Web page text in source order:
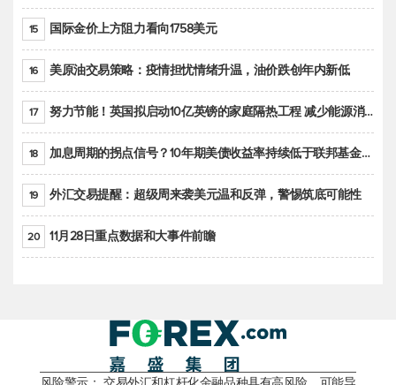
15 国际金价上方阻力看向1758美元
16 美原油交易策略：疫情担忧情绪升温，油价跌创年内新低
17 努力节能！英国拟启动10亿英镑的家庭隔热工程 减少能源消耗
18 加息周期的拐点信号？10年期美债收益率持续低于联邦基金利率目标区间
19 外汇交易提醒：超级周来袭美元温和反弹，警惕筑底可能性
20 11月28日重点数据和大事件前瞻